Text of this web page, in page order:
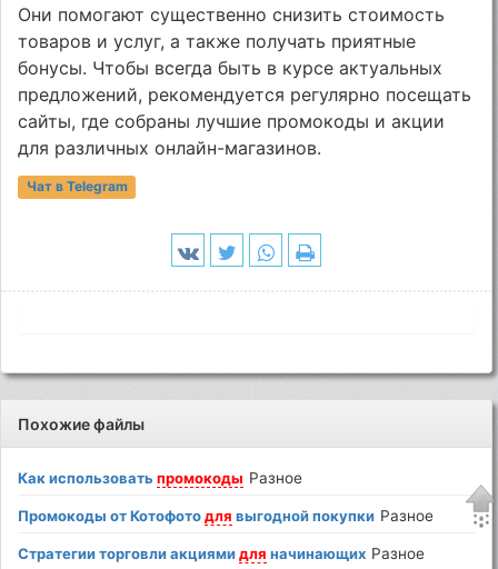
Они помогают существенно снизить стоимость
товаров и услуг, а также получать приятные
бонусы. Чтобы всегда быть в курсе актуальных
предложений, рекомендуется регулярно посещать
сайты, где собраны лучшие промокоды и акции
для различных онлайн-магазинов.
Чат в Telegram
Похожие файлы
Как использоватьпромокоды Разное
Промокоды от Котофотодля выгодной покупки Разное
Стратегии торговли акциямидля начинающих Разное